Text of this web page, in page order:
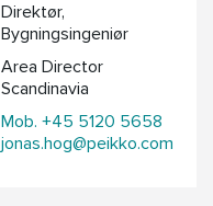
Direktør,
Bygningsingeniør
Area Director
Scandinavia
Mob. +45 5120 5658
jonas.hog@peikko.com